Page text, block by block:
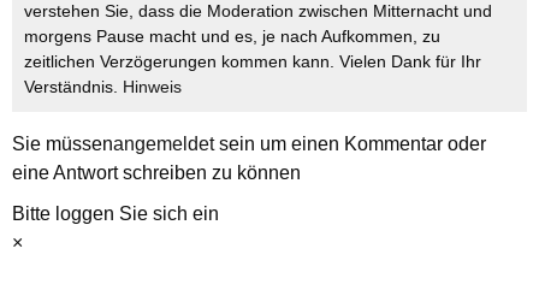
verstehen Sie, dass die Moderation zwischen Mitternacht und
morgens Pause macht und es, je nach Aufkommen, zu
zeitlichen Verzögerungen kommen kann. Vielen Dank für Ihr
Verständnis. Hinweis
Sie müssenangemeldetsein um einen Kommentar oder
eine Antwort schreiben zu können
Bitte loggen Sie sich ein
×